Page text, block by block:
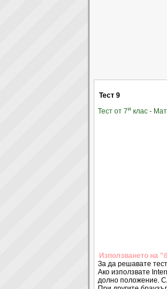
Тест 9
Тест от 7и клас -
Използването на
За да решавате
Ако използвате
долно положение.